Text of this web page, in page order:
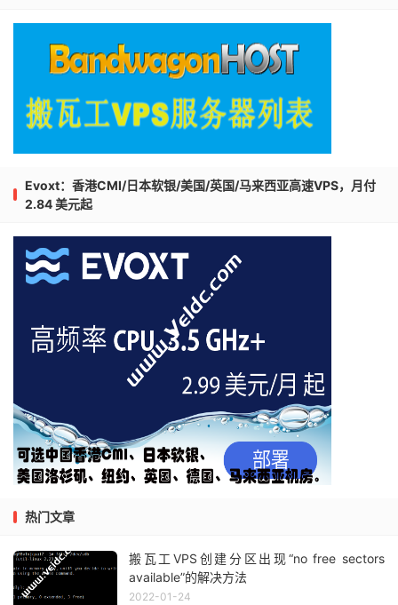
Evoxt：香港CMI/日本软银/美国/英国/马来西亚高速VPS，月付
2.84 美元起
热门文章
搬瓦工VPS创建分区出现“no free sectors
available”的解决方法
2022-01-24